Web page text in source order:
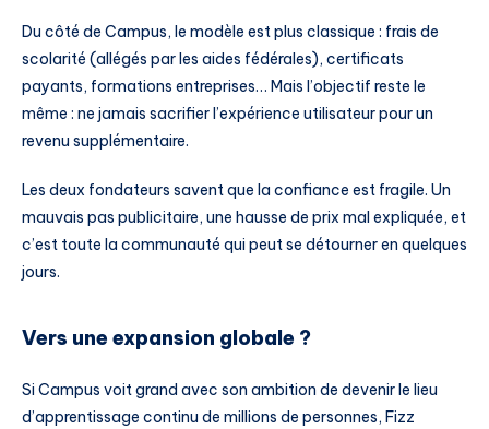
Du côté de Campus, le modèle est plus classique : frais de
scolarité (allégés par les aides fédérales), certificats
payants, formations entreprises… Mais l’objectif reste le
même : ne jamais sacrifier l’expérience utilisateur pour un
revenu supplémentaire.
Les deux fondateurs savent que la confiance est fragile. Un
mauvais pas publicitaire, une hausse de prix mal expliquée, et
c’est toute la communauté qui peut se détourner en quelques
jours.
Vers une expansion globale ?
Si Campus voit grand avec son ambition de devenir le lieu
d’apprentissage continu de millions de personnes, Fizz